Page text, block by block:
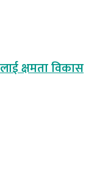
क्षमता विकास